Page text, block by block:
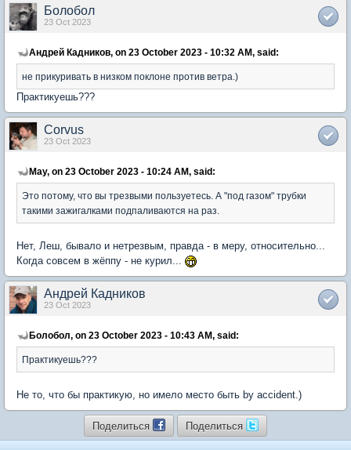
Болобол
23 Oct 2023
Андрей Кадников, on 23 October 2023 - 10:32 AM, said:
не прикуривать в низком поклоне против ветра.)
Практикуешь???
Corvus
23 Oct 2023
May, on 23 October 2023 - 10:24 AM, said:
Это потому, что вы трезвыми пользуетесь. А "под газом" трубки
такими зажигалками подпаливаются на раз.
Нет, Леш, бывало и нетрезвым, правда - в меру, относительно...
Когда совсем в жёппу - не курил...
Андрей Кадников
23 Oct 2023
Болобол, on 23 October 2023 - 10:43 AM, said:
Практикуешь???
Не то, что бы практикую, но имело место быть by accident.)
Поделиться Поделиться